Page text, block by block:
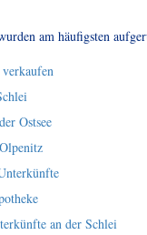
am häufigsten
verkaufen
Ostsee
an der Schlei